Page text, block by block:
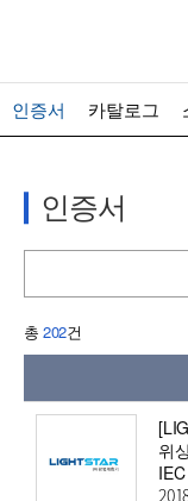
인증서 카탈로그
인증서
총 202건
위